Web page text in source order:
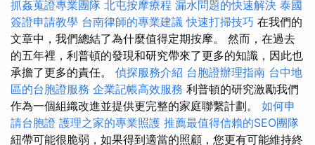
抓姦蒐證專業團隊 北屯按摩療程 漏水問題的快速解決 泰國
簽證申請教學 台南律師的專業建議 快速打掃技巧 在我們的
文章中，我們總結了為什麼值得定期按摩。 然而，在過去
的五年裡，利普頓的發現和研究帶來了更多的知識，因此也
承擔了更多的責任。 偵探服務介紹 台胞證辦理指南 台中地
區的台胞證服務 企業記帳高效服務 利普頓的研究激勵我們
作為一個組織改進並提供更完整的家庭聯繫計劃。 如何申
請台胞證 護理之家的專業照護 推薦最值得信賴的SEO團隊
紐帶可能很脆弱，如果得到適當的照顧，您更有可能維持終